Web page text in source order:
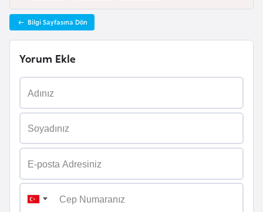
Bilgi Sayfasına Dön
Yorum Ekle
e
t
i
C
z
a
i